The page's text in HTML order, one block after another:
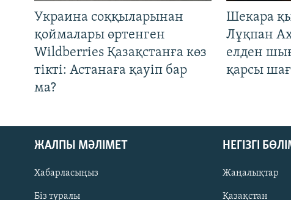
Украина соққыларынан
қоймалары өртенген
Wildberries Қазақстанға көз
тікті: Астанаға қауіп бар
ма?
Шекара
Лұқпан
елден
қарсы
ЖАЛПЫ МӘЛІМЕТ
Хабарласыңыз
Біз туралы
НЕГІЗГІ
Жаңалықтар
Қазақстан